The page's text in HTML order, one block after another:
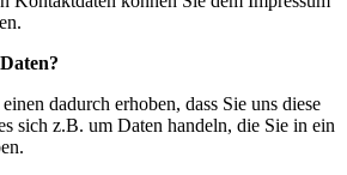
dadurch erhoben, dass Sie uns diese
sich z.B. um Daten handeln, die Sie in ein